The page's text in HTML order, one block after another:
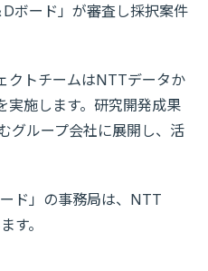
ボード」が審査し採択案件
クトチームはNTTデータか
実施します。研究開発成果
グループ会社に展開し、活
ド」の事務局は、NTT
す。